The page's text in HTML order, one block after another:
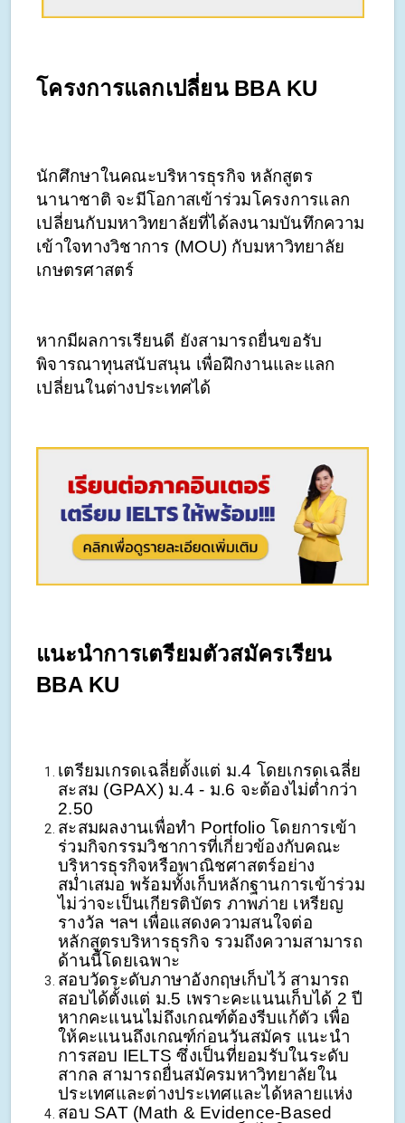
โครงการแลกเปลี่ยน BBA KU
นักศึกษาในคณะบริหารธุรกิจ หลักสูตร
นานาชาติ จะมีโอกาสเข้าร่วมโครงการแลก
เปลี่ยนกับมหาวิทยาลัยที่ได้ลงนามบันทึกความ
เข้าใจทางวิชาการ (MOU) กับมหาวิทยาลัย
เกษตรศาสตร์
หากมีผลการเรียนดี ยังสามารถยื่นขอรับ
พิจารณาทุนสนับสนุน เพื่อฝึกงานและแลก
เปลี่ยนในต่างประเทศได้
แนะนำการเตรียมตัวสมัครเรียน
BBA KU
เตรียมเกรดเฉลี่ยตั้งแต่ ม.4 โดยเกรดเฉลี่ย
สะสม (GPAX) ม.4 - ม.6 จะต้องไม่ต่ำกว่า
2.50
สะสมผลงานเพื่อทำ Portfolio โดยการเข้า
ร่วมกิจกรรมวิชาการที่เกี่ยวข้องกับคณะ
บริหารธุรกิจหรือพาณิชศาสตร์อย่าง
สม่ำเสมอ พร้อมทั้งเก็บหลักฐานการเข้าร่วม
ไม่ว่าจะเป็นเกียรติบัตร ภาพภ่าย เหรียญ
รางวัล ฯลฯ เพื่อแสดงความสนใจต่อ
หลักสูตรบริหารธุรกิจ รวมถึงความสามารถ
ด้านนี้โดยเฉพาะ
สอบวัดระดับภาษาอังกฤษเก็บไว้ สามารถ
สอบได้ตั้งแต่ ม.5 เพราะคะแนนเก็บได้ 2 ปี
หากคะแนนไม่ถึงเกณฑ์ต้องรีบแก้ตัว เพื่อ
ให้คะแนนถึงเกณฑ์ก่อนวันสมัคร แนะนำ
การสอบ IELTS ซึ่งเป็นที่ยอมรับในระดับ
สากล สามารถยื่นสมัครมหาวิทยาลัยใน
ประเทศและต่างประเทศและได้หลายแห่ง
สอบ SAT (Math & Evidence-Based